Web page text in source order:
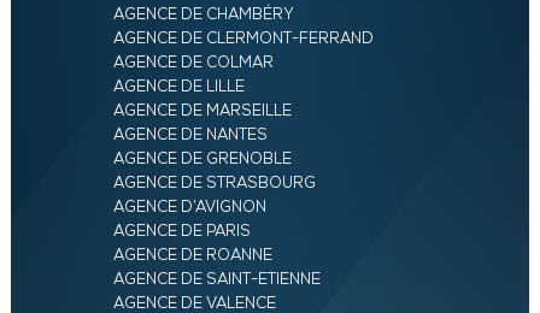
AGENCE DE CHAMBÉRY
AGENCE DE CLERMONT-FERRAND
AGENCE DE COLMAR
AGENCE DE LILLE
AGENCE DE MARSEILLE
AGENCE DE NANTES
AGENCE DE GRENOBLE
AGENCE DE STRASBOURG
AGENCE D’AVIGNON
AGENCE DE PARIS
AGENCE DE ROANNE
AGENCE DE SAINT-ETIENNE
AGENCE DE VALENCE